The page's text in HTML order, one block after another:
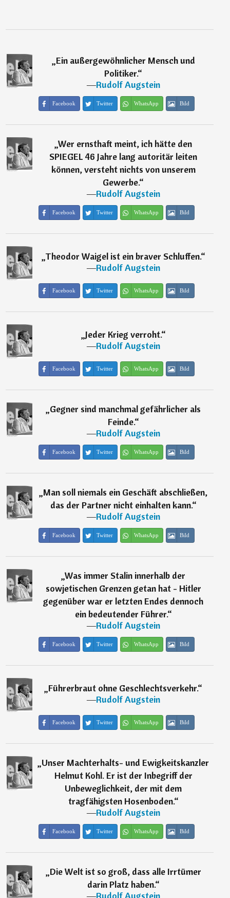
„Ein außergewöhnlicher Mensch und
Politiker.“
―Rudolf Augstein
Facebook Twitter WhatsApp Bild
„Wer ernsthaft meint, ich hätte den
SPIEGEL 46 Jahre lang autoritär leiten
können, versteht nichts von unserem
Gewerbe.“
―Rudolf Augstein
Facebook Twitter WhatsApp Bild
„Theodor Waigel ist ein braver Schluffen.“
―Rudolf Augstein
Facebook Twitter WhatsApp Bild
„Jeder Krieg verroht.“
―Rudolf Augstein
Facebook Twitter WhatsApp Bild
„Gegner sind manchmal gefährlicher als
Feinde.“
―Rudolf Augstein
Facebook Twitter WhatsApp Bild
„Man soll niemals ein Geschäft abschließen,
das der Partner nicht einhalten kann.“
―Rudolf Augstein
Facebook Twitter WhatsApp Bild
„Was immer Stalin innerhalb der
sowjetischen Grenzen getan hat - Hitler
gegenüber war er letzten Endes dennoch
ein bedeutender Führer.“
―Rudolf Augstein
Facebook Twitter WhatsApp Bild
„Führerbraut ohne Geschlechtsverkehr.“
―Rudolf Augstein
Facebook Twitter WhatsApp Bild
„Unser Machterhalts- und Ewigkeitskanzler
Helmut Kohl. Er ist der Inbegriff der
Unbeweglichkeit, der mit dem
tragfähigsten Hosenboden.“
―Rudolf Augstein
Facebook Twitter WhatsApp Bild
„Die Welt ist so groß, dass alle Irrtümer
darin Platz haben.“